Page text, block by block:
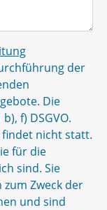
der
Die
f) DSGVO.
nicht statt.
für die
sind. Sie
Zweck der
und sind